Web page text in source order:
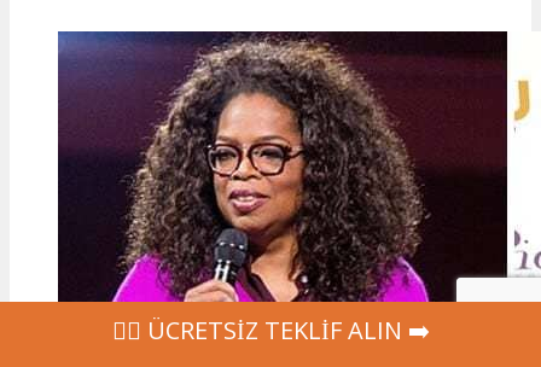
‍👩‍⚕ ÜCRETSİZ TEKLİF ALIN ➡️